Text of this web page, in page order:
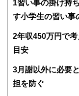
得者を中心
関わること
ドバイザー
1 習い事の掛け持
す小学生の習い事
2年収450万円で
目安
3月謝以外に必要
担を防ぐ